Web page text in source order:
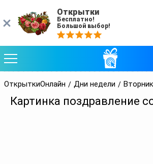
ОткрыткиОнлайн Дни недели Вторник
Картинка поздравление
Открытки
Бесплатно!
Большой выбор!